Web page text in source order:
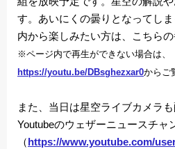
す。あいにくの曇りとなってし
内から楽しみたい方は、こちらの
※ページ内で再生ができない場合は、
https://youtu.be/DBsghezxar0からご
また、当日は星空ライブカメラも
Youtubeのウェザーニュースチャ
（https://www.youtube.com/